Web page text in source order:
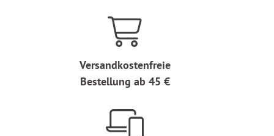
Versandkostenfreie
Bestellung ab 45 €